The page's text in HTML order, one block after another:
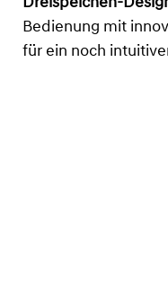
Bedienung mit
für ein noch